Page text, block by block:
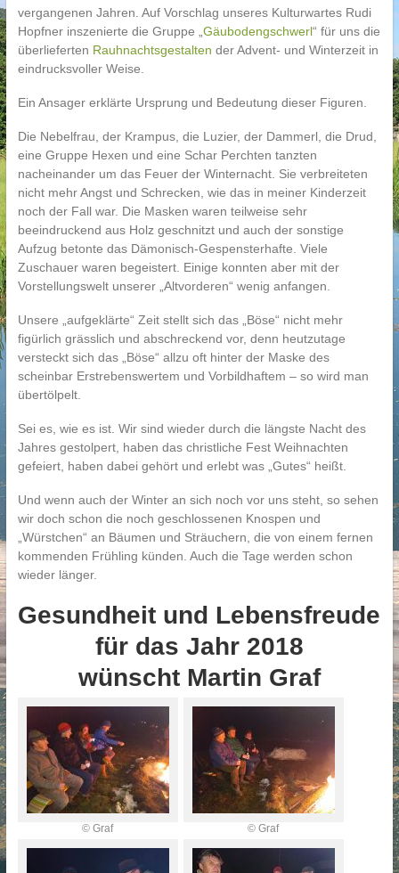
vergangenen Jahren. Auf Vorschlag unseres Kulturwartes Rudi
Hopfner inszenierte die Gruppe „ Gäubodengschwerl“ für uns die
überlieferten Rauhnachtsgestalten der Advent- und Winterzeit in
eindrucksvoller Weise.
Ein Ansager erklärte Ursprung und Bedeutung dieser Figuren.
Die Nebelfrau, der Krampus, die Luzier, der Dammerl, die Drud,
eine Gruppe Hexen und eine Schar Perchten tanzten
nacheinander um das Feuer der Winternacht. Sie verbreiteten
nicht mehr Angst und Schrecken, wie das in meiner Kinderzeit
noch der Fall war. Die Masken waren teilweise sehr
beeindruckend aus Holz geschnitzt und auch der sonstige
Aufzug betonte das Dämonisch-Gespensterhafte. Viele
Zuschauer waren begeistert. Einige konnten aber mit der
Vorstellungswelt unserer „Altvorderen“ wenig anfangen.
Unsere „aufgeklärte“ Zeit stellt sich das „Böse“ nicht mehr
figürlich grässlich und abschreckend vor, denn heutzutage
versteckt sich das „Böse“ allzu oft hinter der Maske des
scheinbar Erstrebenswertem und Vorbildhaftem – so wird man
übertölpelt.
Sei es, wie es ist. Wir sind wieder durch die längste Nacht des
Jahres gestolpert, haben das christliche Fest Weihnachten
gefeiert, haben dabei gehört und erlebt was „Gutes“ heißt.
Und wenn auch der Winter an sich noch vor uns steht, so sehen
wir doch schon die noch geschlossenen Knospen und
„Würstchen“ an Bäumen und Sträuchern, die von einem fernen
kommenden Frühling künden. Auch die Tage werden schon
wieder länger.
Gesundheit und Lebensfreude
für das Jahr 2018
wünscht Martin Graf
© Graf © Graf